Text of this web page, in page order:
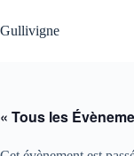
au
contenu
Gullivigne
« Tous les